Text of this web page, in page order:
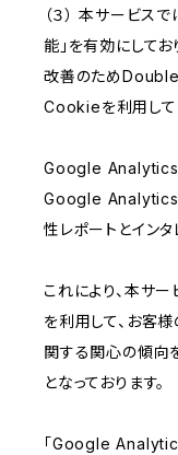
（３） 本サービ
能」を有効にして
改善のため
Cookieを利用して
Google Analytics
Google Analytics
性レポートとイン
これにより、本
を利用して、お客
関する関心の傾向
となっております。
「Google